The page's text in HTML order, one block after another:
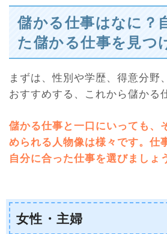
儲かる仕事はなに？
た儲かる仕事を見つ
まずは、性別や学歴、得意分野
おすすめする、これから儲かる
儲かる仕事と一口にいっても、
められる人物像は様々です。仕
自分に合った仕事を選びましょ
女性・主婦